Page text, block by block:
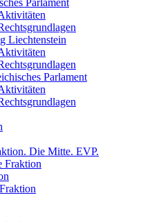
Parlament
Liechtenstein
Parlament
Die Mitte. EVP.
Fraktion